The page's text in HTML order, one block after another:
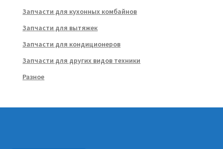
Запчасти для кухонных комбайнов
Запчасти для вытяжек
Запчасти для кондиционеров
Запчасти для других видов техники
Разное